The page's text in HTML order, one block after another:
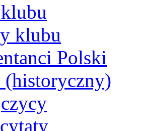
klubu
Polski
(historyczny)